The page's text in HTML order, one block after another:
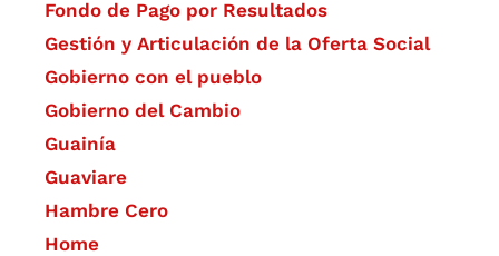
Fondo de Pago por Resultados
Gestión y Articulación de la Oferta Social
Gobierno con el pueblo
Gobierno del Cambio
Guainía
Guaviare
Hambre Cero
Home